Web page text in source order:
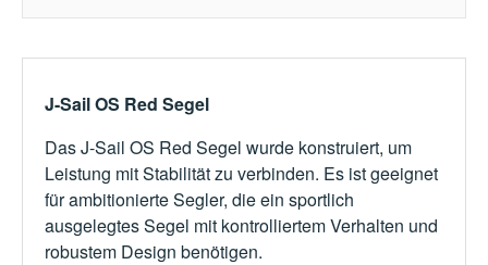
J-Sail OS Red Segel
Das J-Sail OS Red Segel wurde konstruiert, um
Leistung mit Stabilität zu verbinden. Es ist geeignet
für ambitionierte Segler, die ein sportlich
ausgelegtes Segel mit kontrolliertem Verhalten und
robustem Design benötigen.